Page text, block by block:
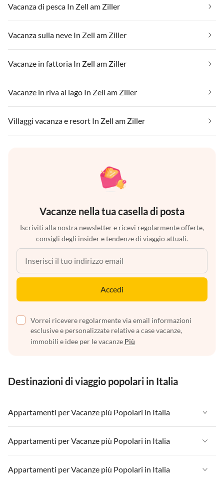
Vacanza di pesca In Zell am Ziller
Vacanza sulla neve In Zell am Ziller
Vacanze in fattoria In Zell am Ziller
Vacanze in riva al lago In Zell am Ziller
Villaggi vacanza e resort In Zell am Ziller
Vacanze nella tua casella di posta
Iscriviti alla nostra newsletter e ricevi regolarmente offerte,
consigli degli insider e tendenze di viaggio attuali.
Accedi
Vorrei ricevere regolarmente via email informazioni
esclusive e personalizzate relative a case vacanze,
immobili e idee per le vacanze Più
Destinazioni di viaggio popolari in Italia
Appartamenti per Vacanze più Popolari in Italia
Appartamenti per Vacanze in Italia
Appartamenti per Vacanze in Liguria
Appartamenti per Vacanze in Lombardia
Appartamenti per Vacanze più Popolari in Italia
Appartamenti per Vacanze in Italia
Appartamenti per Vacanze più Popolari in Italia